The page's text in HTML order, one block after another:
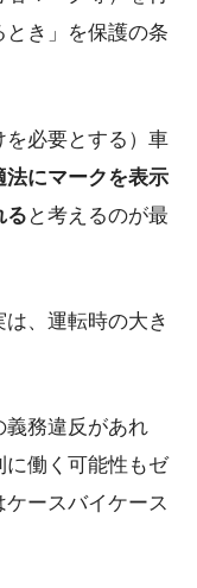
き」を保護の条
必要とする）車
法にマークを表示
る と考えるのが最
は、運転時の大き
義務違反があれ
に働く可能性もゼ
ースバイケース